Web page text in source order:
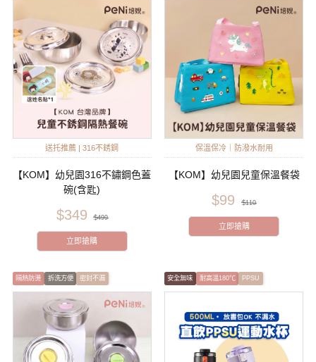
送托推薦 | 316不銹鋼
【KOM】幼兒園316不鏽鋼色蓋
碗(含匙)
$349 $499
立即搶購
保溫保冷｜防潑水耐用
【KOM】幼兒園兒童保溫餐袋
$99 $110
立即搶購
隔熱防燙 拆洗方便 密封不漏 安全無味 耐高溫180℃ PPSU